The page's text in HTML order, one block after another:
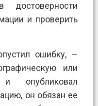
и проверить
ошибку, –
или
опубликовал
он обязан ее